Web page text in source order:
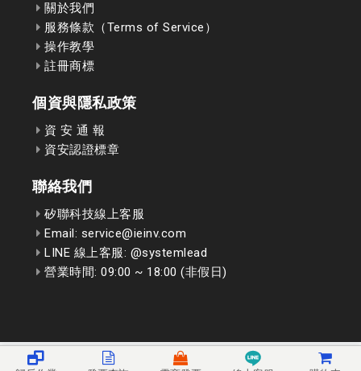
關於我們
服務條款（Terms of Service）
操作教學
註冊商標
個資與隱私政策
資 安 通 報
資安認證標章
聯絡我們
矽聯科技線上客服
Email: service@ieinv.com
LINE 線上客服: @systemlead
營業時間: 09:00 ~ 18:00 (非假日)